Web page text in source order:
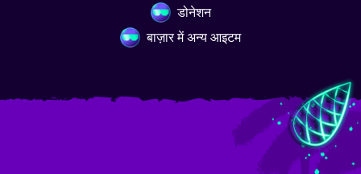
डोनेशन
बाज़ार में अन्य आइटम